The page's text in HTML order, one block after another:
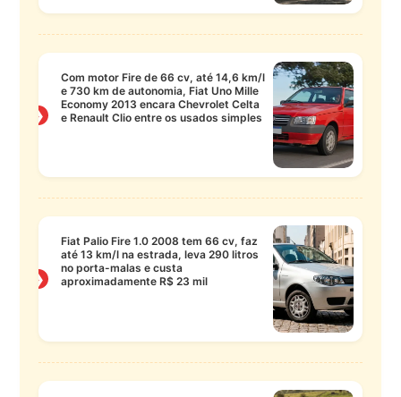
❯
Com motor Fire de 66 cv, até 14,6 km/l
e 730 km de autonomia, Fiat Uno Mille
Economy 2013 encara Chevrolet Celta
e Renault Clio entre os usados simples
❯
Fiat Palio Fire 1.0 2008 tem 66 cv, faz
até 13 km/l na estrada, leva 290 litros
no porta-malas e custa
aproximadamente R$ 23 mil